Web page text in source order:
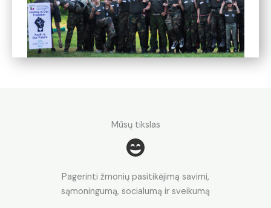
Mūsų tikslas
Pagerinti žmonių pasitikėjimą savimi,
sąmoningumą, socialumą ir sveikumą